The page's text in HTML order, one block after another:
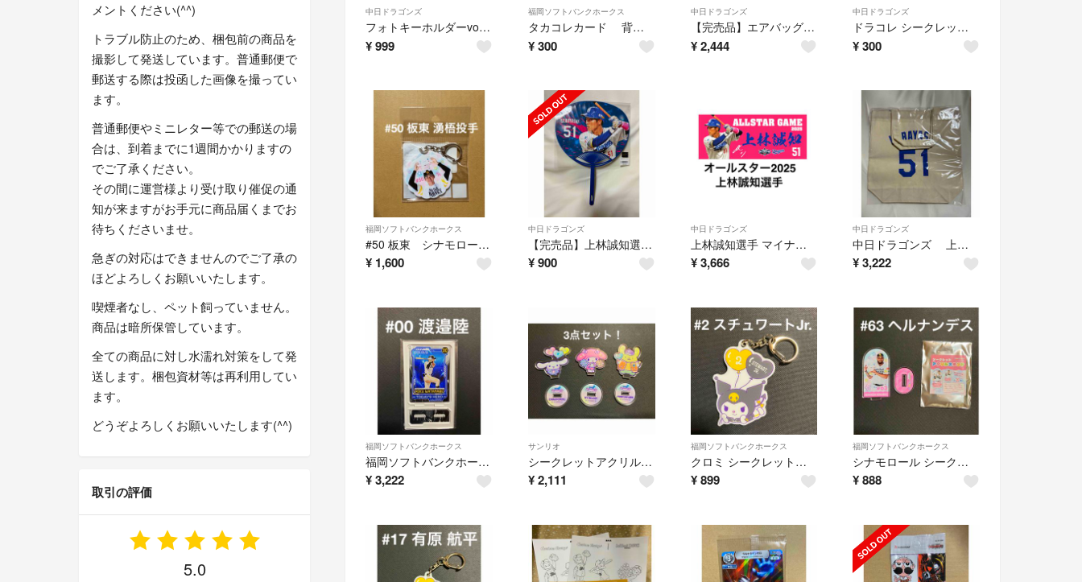
中日ドラゴンズ
フォトキーホルダーvol.2 上林誠知選手
¥999
福岡ソフトバンクホークス
タカコレカード 背番号68 木村光 選手 1枚
¥300
中日ドラゴンズ
【完売品】エアバッグチャーム 2本セット 上林誠知選手
¥ 2,444
中日ドラゴンズ
ドラコレ シークレット電子トレカ+リアルトレカ
¥300
福岡ソフトバンクホークス
#50 板東 シナモロールコラボキーホルダー
¥ 1,600
中日ドラゴンズ
【完売品】上林誠知選手 うちわ
¥900
中日ドラゴンズ
上林誠知選手 マイナビオールスターゲーム2025 出場選手記念フェイスタオル
¥ 3,666
中日ドラゴンズ
中日ドラゴンズ 上林誠知選手 ユニホームバッグ
¥3,222
福岡ソフトバンクホークス
福岡ソフトバンクホークス Today’s HERO アクリルスタンド 渡邉陸
¥3,222
サンリオ
シークレットアクリルスタンド 3点セット シナモロール・マイメロ・ポムポムプリン
¥2,111
福岡ソフトバンクホークス
クロミ シークレットアクリルキーホルダー スチュワート・ジュニア 投手
¥ 899
福岡ソフトバンクホークス
シナモロール シークレットアクリルスタンド ヘルナンデス 選手
¥888
メントください(^^)
トラブル防止のため、梱包前の商品を
撮影して発送しています。普通郵便で
郵送する際は投函した画像を撮ってい
ます。
普通郵便やミニレター等での郵送の場
合は、到着までに1週間かかりますの
でご了承ください。
その間に運営様より受け取り催促の通
知が来ますがお手元に商品届くまでお
待ちくださいませ。
急ぎの対応はできませんのでご了承の
ほどよろしくお願いいたします。
喫煙者なし、ペット飼っていません。
商品は暗所保管しています。
全ての商品に対し水濡れ対策をして発
送します。梱包資材等は再利用してい
ます。
どうぞよろしくお願いいたします(^^)
取引の評価
5.0